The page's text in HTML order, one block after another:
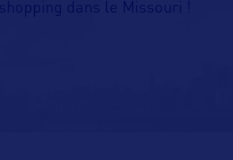
dans le Missouri !